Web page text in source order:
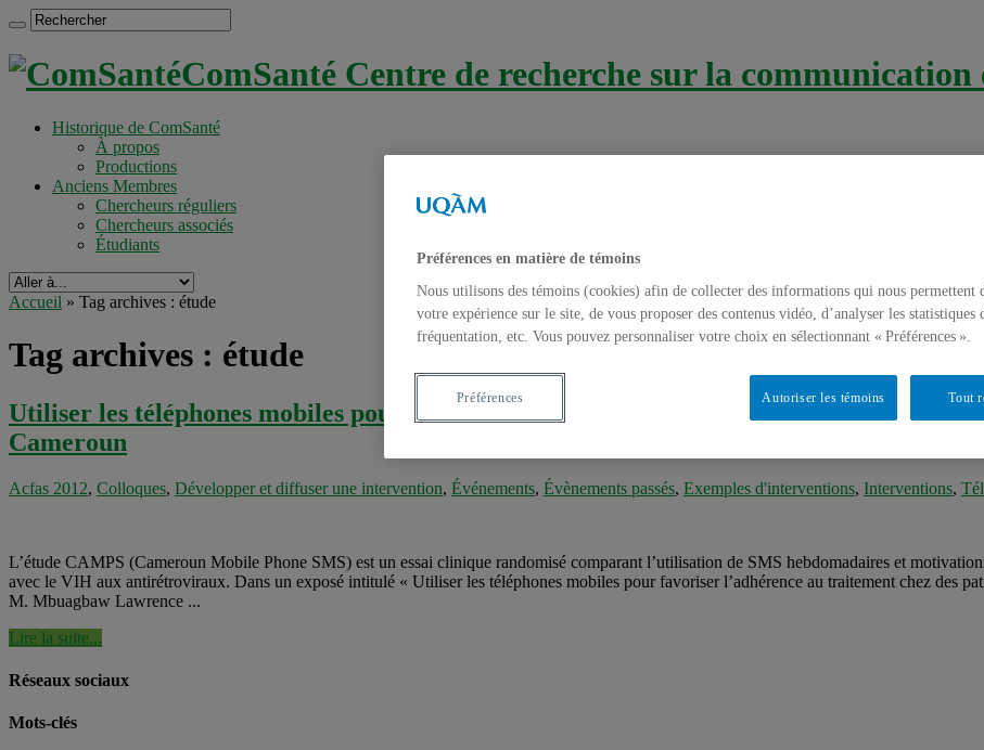
ComSanté Centre de recherche sur la communication
Historique de ComSanté
À propos
Productions
Anciens Membres
Chercheurs réguliers
Chercheurs associés
Étudiants
Accueil » Tag archives : étude
Tag archives : étude
Utiliser les téléphones mobiles pour favoriser l’adhérence au traitement chez des
Cameroun
Acfas 2012, Colloques, Développer et diffuser une intervention, Événements, Évènements passés, Exemples d'interventions, Interventions,
L’étude CAMPS (Cameroun Mobile Phone SMS) est un essai clinique randomisé comparant l’utilisation de SMS hebdomadaires et
avec le VIH aux antirétroviraux. Dans un exposé intitulé « Utiliser les téléphones mobiles pour favoriser l’adhérence au traitement chez des
M. Mbuagbaw Lawrence ...
Lire la suite...
Réseaux sociaux
Mots-clés
Préférences en matière de témoins
Nous utilisons des témoins (cookies) afin de collecter des informations qui nous permettent
votre expérience sur le site, de vous proposer des contenus vidéo, d’analyser les statistiques
fréquentation, etc. Vous pouvez personnaliser votre choix en sélectionnant « Préférences ».
Tout
Autoriser les témoins
Préférences